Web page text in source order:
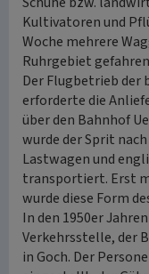
Kultivatoren und
Woche mehrere
Ruhrgebiet
Der Flugbetrieb der
erforderte die
über den Bahnhof
wurde der Sprit
Lastwagen und
transportiert. Erst
wurde diese Form
In den 1950er
Verkehrsstelle, der
in Goch. Der